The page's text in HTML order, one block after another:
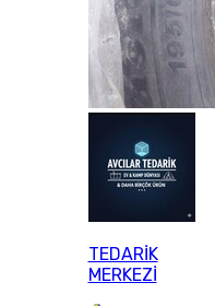
TEDARİK
MERKEZİ